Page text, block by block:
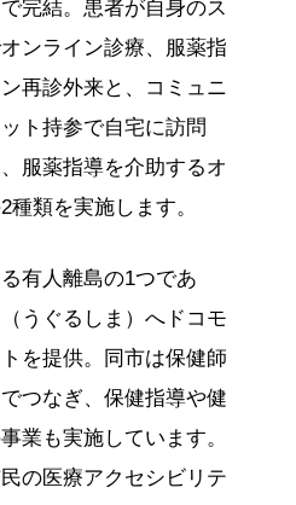
完結。患者が自身のス
ンライン診療、服薬指
再診外来と、コミュニ
ト持参で自宅に訪問
服薬指導を介助するオ
類を実施します。
有人離島の1つであ
うぐるしま）へドコモ
を提供。同市は保健師
つなぎ、保健指導や健
業も実施しています。
の医療アクセシビリテ